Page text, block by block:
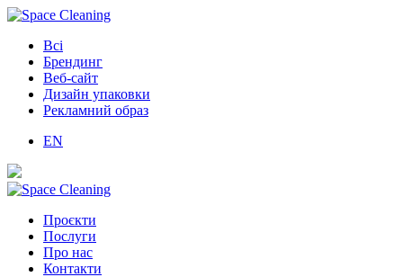
Всі
Брендинг
Веб-сайт
Дизайн упаковки
Рекламний образ
EN
Проєкти
Послуги
Про нас
Контакти